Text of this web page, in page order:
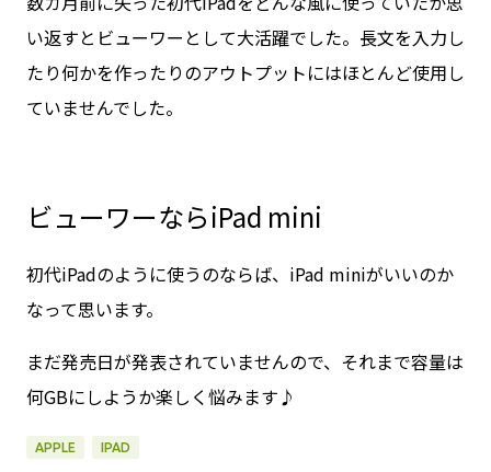
い返すとビューワーとして大活躍でした。長文を入力し
たり何かを作ったりのアウトプットにはほとんど使用し
ていませんでした。
ビューワーならiPad mini
初代iPadのように使うのならば、iPad miniがいいのか
なって思います。
まだ発売日が発表されていませんので、それまで容量は
何GBにしようか楽しく悩みます♪
APPLE IPAD